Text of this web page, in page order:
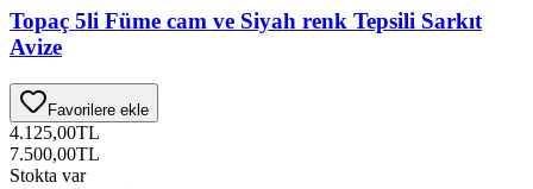
Topaç 5li Füme cam ve Siyah renk Tepsili Sarkıt
Avize
Favorilere ekle
4.125,00TL
7.500,00TL
Stokta var